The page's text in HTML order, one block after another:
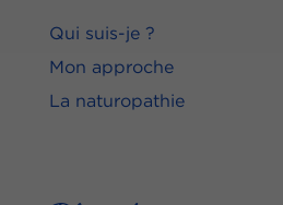
Qui suis-je ?
Mon approche
La naturopathie